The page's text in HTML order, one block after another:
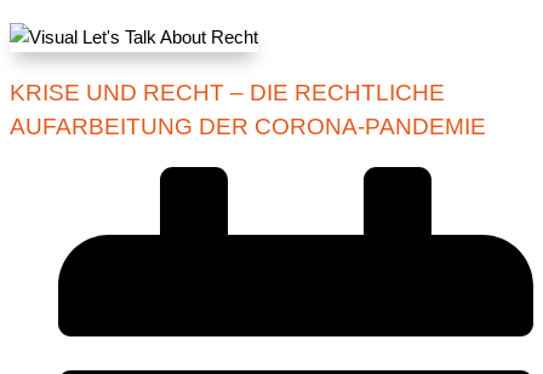
KRISE UND RECHT – DIE RECHTLICHE
AUFARBEITUNG DER CORONA-PANDEMIE